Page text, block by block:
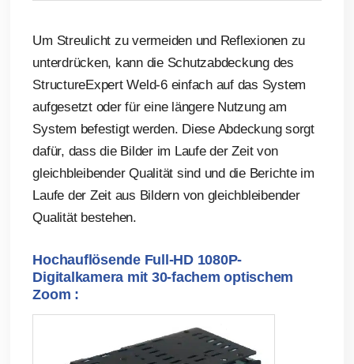
Um Streulicht zu vermeiden und Reflexionen zu
unterdrücken, kann die Schutzabdeckung des
StructureExpert Weld-6 einfach auf das System
aufgesetzt oder für eine längere Nutzung am
System befestigt werden. Diese Abdeckung sorgt
dafür, dass die Bilder im Laufe der Zeit von
gleichbleibender Qualität sind und die Berichte im
Laufe der Zeit aus Bildern von gleichbleibender
Qualität bestehen.
Hochauflösende Full-HD 1080P-
Digitalkamera mit 30-fachem optischem
Zoom :